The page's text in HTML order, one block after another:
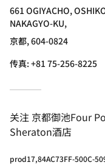
661 OGIYACHO,
NAKAGYO-KU,
京都, 604-0824
传真:+81 75-256-8225
关注 京都御池Four
Sheraton酒店
prod17,84AC73FF-500C-